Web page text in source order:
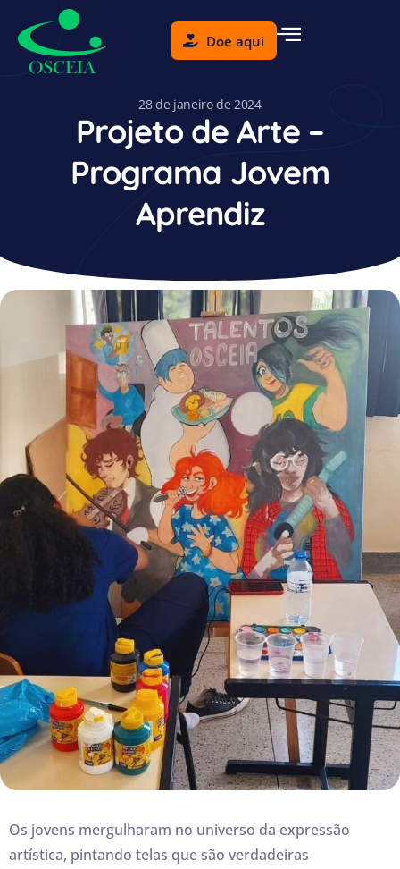
Doe aqui
28 de janeiro de 2024
Projeto de Arte –
Programa Jovem
Aprendiz
Os jovens mergulharam no universo da expressão
artística, pintando telas que são verdadeiras